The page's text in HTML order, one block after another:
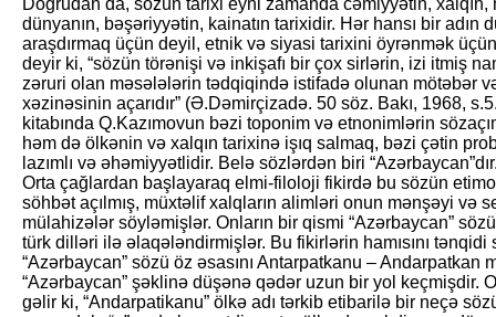
Doğrudan da, sözün tarixi eyni zamanda cəmiyyətin,
dünyanın, bəşəriyyətin, kainatın tarixidir. Hər hansı bir
araşdırmaq üçün deyil, etnik və siyasi tarixini öyrənmək
deyir ki, “sözün törənişi və inkişafı bir çox sirlərin, izi itmiş
zəruri olan məsələlərin tədqiqində istifadə olunan mötəbər
xəzinəsinin açarıdır” (Ə.Dəmirçizadə. 50 söz. Bakı, 1968,
kitabında Q.Kazımovun bəzi toponim və etnonimlərin
həm də ölkənin və xalqın tarixinə işıq salmaq, bəzi çətin
lazımlı və əhəmiyyətlidir. Belə sözlərdən biri
Orta çağlardan başlayaraq elmi-filoloji fikirdə bu sözün
söhbət açılmış, müxtəlif xalqların alimləri onun mənşəyi və
mülahizələr söyləmişlər. Onların bir qismi “Azərbaycan”
türk dilləri ilə əlaqələndirmişlər. Bu fikirlərin hamısını
“Azərbaycan” sözü öz əsasını Antarpatkanu – Andarpatkan
“Azərbaycan” şəklinə düşənə qədər uzun bir yol keçmişdir.
gəlir ki, “Andarpatikanu” ölkə adı tərkib etibarilə bir neçə